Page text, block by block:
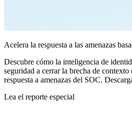
Acelera la respuesta a las amenazas
Descubre cómo la inteligencia de
seguridad a cerrar la brecha de
respuesta a amenazas del SOC.
Lea el reporte especial